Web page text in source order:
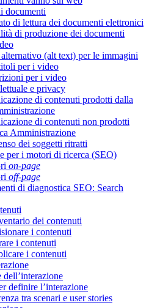
documenti
di lettura dei documenti elettronici
di produzione dei documenti
(alt text) per le immagini
per i video
per i video
e privacy
di contenuti prodotti dalla
di contenuti non prodotti
Amministrazione
dei soggetti ritratti
per i motori di ricerca (SEO)
on-page
off-page
di diagnostica SEO: Search
dei contenuti
i contenuti
i contenuti
i contenuti
dell’interazione
definire l’interazione
tra scenari e user stories